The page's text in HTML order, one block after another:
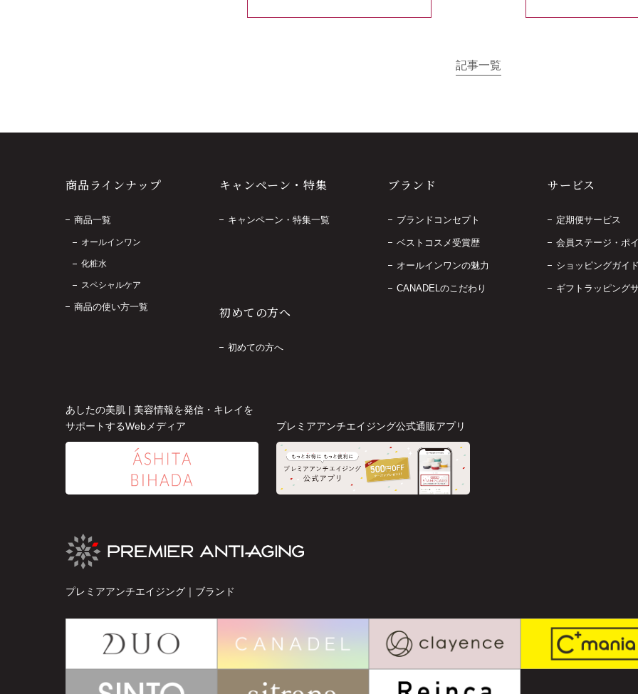
記事一覧
商品ラインナップ
商品一覧
オールインワン
化粧水
スペシャルケア
商品の使い方一覧
キャンペーン・特集
キャンペーン・特集一覧
初めての方へ
初めての方へ
ブランド
ブランドコンセプト
ベストコスメ受賞歴
オールインワンの魅力
CANADELのこだわり
サービス
定期便サービス
会員ステージ・ポ
ショッピングガイド
ギフトラッピング
あしたの美肌 | 美容情報を発信・キレイを
サポートするWebメディア
プレミアアンチエイジング公式通販アプリ
プレミアアンチエイジング｜ブランド